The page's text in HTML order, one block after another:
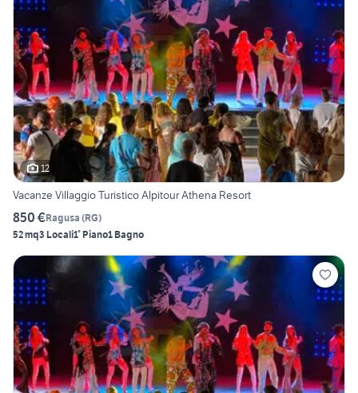
12
Vacanze Villaggio Turistico Alpitour Athena Resort
850 €Ragusa (RG)
52 mq3 Locali1° Piano1 Bagno